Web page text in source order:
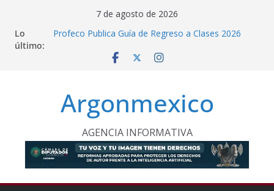
contenido
7 de agosto de 2026
Lo
último:
Profeco Publica Guía de Regreso a Clases 2026
Gabinete de Seguridad Reporta Detenciones y
Magdalena Panoaya en Texcoco
México y Perú Restablecen Relaciones
Diplomáticas
Argonmexico
AGENCIA INFORMATIVA